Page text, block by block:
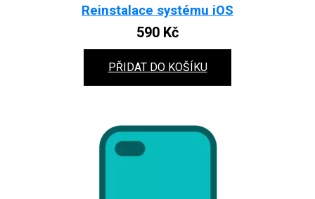
Reinstalace systému iOS
590 Kč
PŘIDAT DO KOŠÍKU